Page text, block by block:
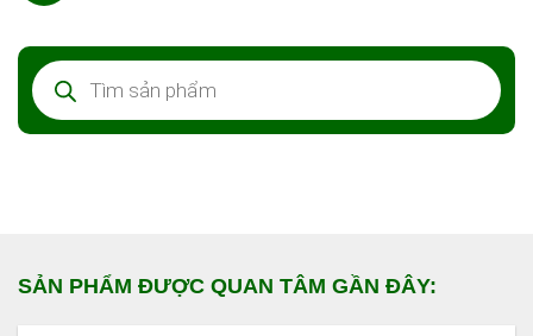
Tìm
kiếm
sản
phẩm
SẢN PHẨM ĐƯỢC QUAN TÂM GẦN ĐÂY: